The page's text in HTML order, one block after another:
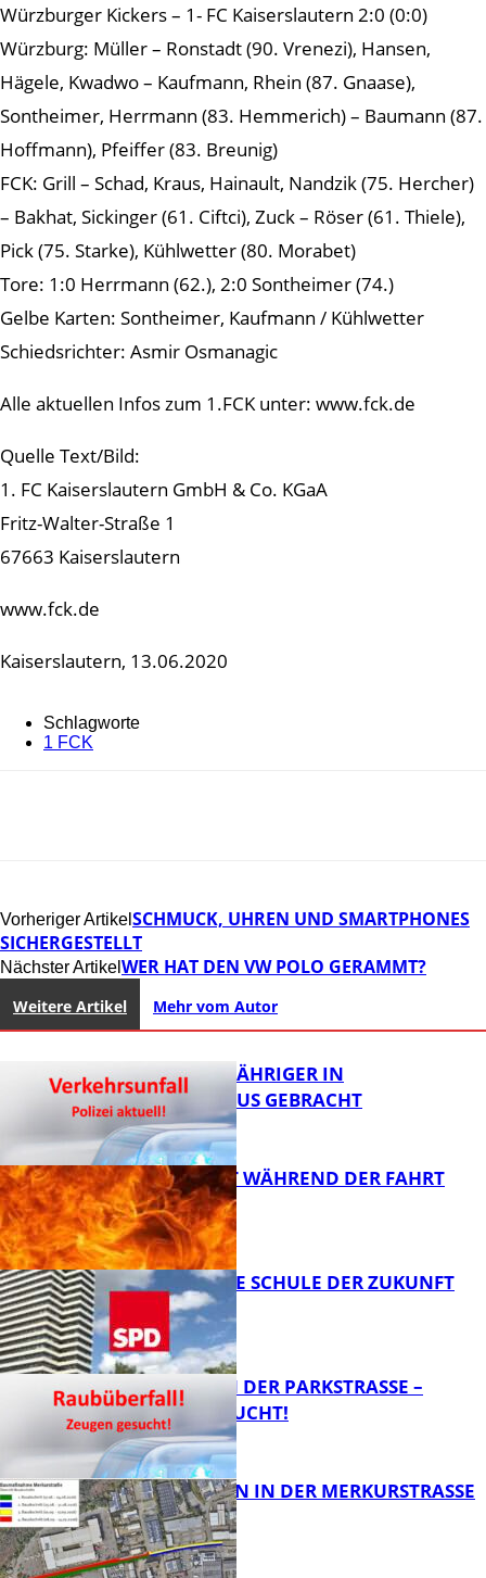
Würzburger Kickers – 1- FC Kaiserslautern 2:0 (0:0)
Würzburg: Müller – Ronstadt (90. Vrenezi), Hansen,
Hägele, Kwadwo – Kaufmann, Rhein (87. Gnaase),
Sontheimer, Herrmann (83. Hemmerich) – Baumann (87.
Hoffmann), Pfeiffer (83. Breunig)
FCK: Grill – Schad, Kraus, Hainault, Nandzik (75. Hercher)
– Bakhat, Sickinger (61. Ciftci), Zuck – Röser (61. Thiele),
Pick (75. Starke), Kühlwetter (80. Morabet)
Tore: 1:0 Herrmann (62.), 2:0 Sontheimer (74.)
Gelbe Karten: Sontheimer, Kaufmann / Kühlwetter
Schiedsrichter: Asmir Osmanagic
Alle aktuellen Infos zum 1.FCK unter: www.fck.de
Quelle Text/Bild:
1. FC Kaiserslautern GmbH & Co. KGaA
Fritz-Walter-Straße 1
67663 Kaiserslautern
www.fck.de
Kaiserslautern, 13.06.2020
Schlagworte
1 FCK
Vorheriger Artikel SCHMUCK, UHREN UND SMARTPHONES
SICHERGESTELLT
Nächster Artikel WER HAT DEN VW POLO GERAMMT?
Weitere Artikel Mehr vom Autor
FB News
UNFALL: 58-JÄHRIGER IN
KRANKENHAUS GEBRACHT
FB News
AUTO FÄNGT WÄHREND DER FAHRT
FEUER
WIE SIEHT DIE SCHULE DER ZUKUNFT
AUS?
FB News
ÜBERFALL IN DER PARKSTRASSE – Z
EUGEN GESUCHT!
BAUARBEITEN IN DER MERKURSTRASSE